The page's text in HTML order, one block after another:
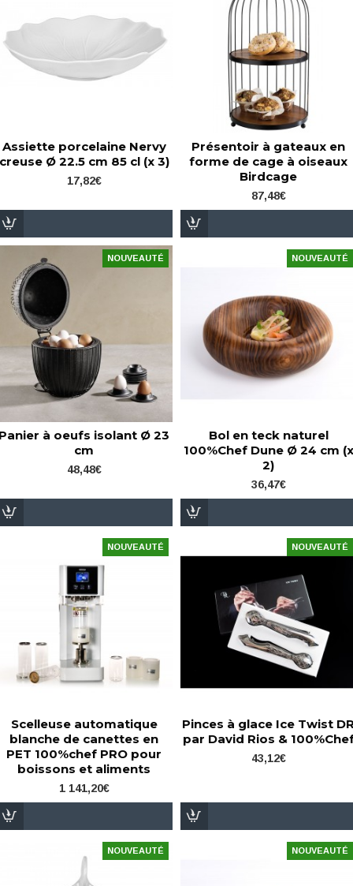
Assiette porcelaine Nervy
Ø 22.5 cm 85 cl (x 3)
17,82€
Présentoir à gateaux en
forme de cage à oiseaux
Birdcage
87,48€
NOUVEAUTÉ
à oeufs isolant Ø 23
cm
48,48€
NOUVEAUTÉ
Bol en teck naturel
100%Chef Dune Ø 24 cm (x
2)
36,47€
NOUVEAUTÉ
Scelleuse automatique
blanche de canettes en
PET 100%chef PRO pour
boissons et aliments
1 141,20€
NOUVEAUTÉ
Pinces à glace Ice Twist
par David Rios &
43,12€
NOUVEAUTÉ NOUVEAUTÉ